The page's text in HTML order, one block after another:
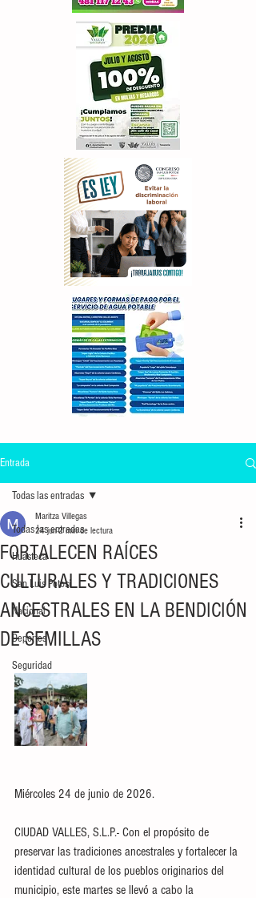
Entrada
Todas las entradas
Huasteca
San Luis Potosí
Nacional
Deportes
Seguridad
Todas las entradas
FORTALECEN RAÍCES
CULTURALES Y TRADICIONES
ANCESTRALES EN LA BENDICIÓN
DE SEMILLAS
Maritza Villegas
24 jun2 min de lectura
Miércoles 24 de junio de 2026.
CIUDAD VALLES, S.L.P.- Con el propósito de
preservar las tradiciones ancestrales y fortalecer la
identidad cultural de los pueblos originarios del
municipio, este martes se llevó a cabo la